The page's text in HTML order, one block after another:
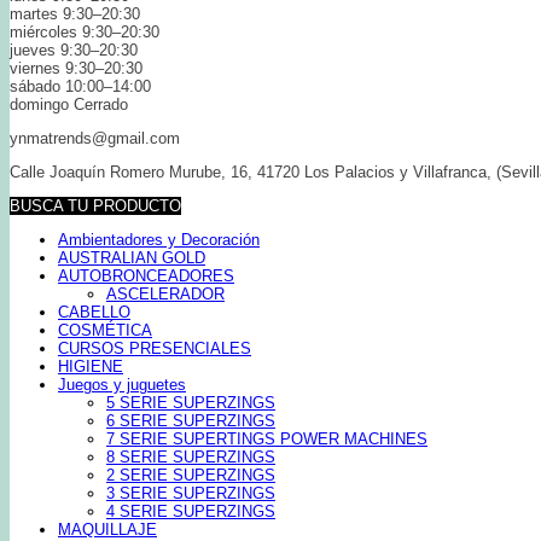
martes 9:30–20:30
miércoles 9:30–20:30
jueves 9:30–20:30
viernes 9:30–20:30
sábado 10:00–14:00
domingo Cerrado
ynmatrends@gmail.com
Calle Joaquín Romero Murube, 16, 41720 Los Palacios y Villafranca,
BUSCA TU PRODUCTO
Ambientadores y Decoración
AUSTRALIAN GOLD
AUTOBRONCEADORES
ASCELERADOR
CABELLO
COSMÉTICA
CURSOS PRESENCIALES
HIGIENE
Juegos y juguetes
5 SERIE SUPERZINGS
6 SERIE SUPERZINGS
7 SERIE SUPERTINGS POWER MACHINES
8 SERIE SUPERZINGS
2 SERIE SUPERZINGS
3 SERIE SUPERZINGS
4 SERIE SUPERZINGS
MAQUILLAJE